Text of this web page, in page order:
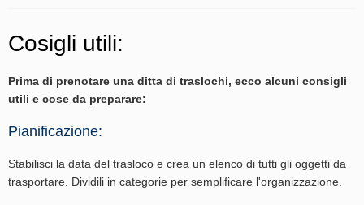
Cosigli utili:
Prima di prenotare una ditta di traslochi, ecco alcuni consigli
utili e cose da preparare:
Pianificazione:
Stabilisci la data del trasloco e crea un elenco di tutti gli oggetti da
trasportare. Dividili in categorie per semplificare l'organizzazione.